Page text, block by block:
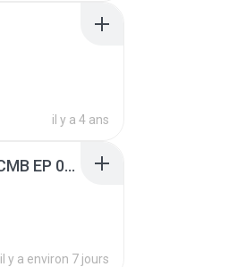
il y a 4 ans
[Witanime.com] RKNGMNNTSRCMB EP 06 HD.mp4
il y a environ 7 jours